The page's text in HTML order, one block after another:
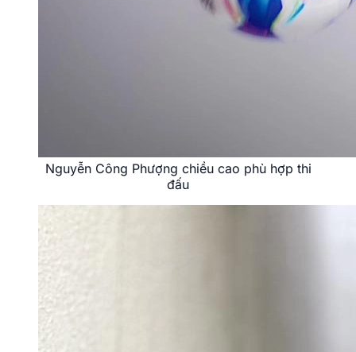
Nguyễn Công Phượng chiều cao phù hợp thi
đấu